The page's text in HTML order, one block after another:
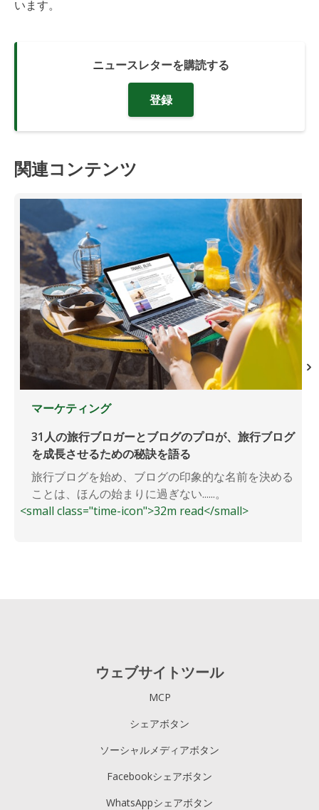
います。
ニュースレターを購読する
登録
関連コンテンツ
マーケティング
31人の旅行ブロガーとブログのプロが、旅行ブログ
を成長させるための秘訣を語る
旅行ブログを始め、ブログの印象的な名前を決める
ことは、ほんの始まりに過ぎない......。
<small class="time-icon">32m read</small>
ウェブサイトツール
MCP
シェアボタン
ソーシャルメディアボタン
Facebookシェアボタン
WhatsAppシェアボタン